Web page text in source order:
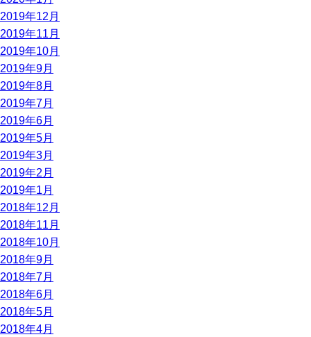
2019年12月
2019年11月
2019年10月
2019年9月
2019年8月
2019年7月
2019年6月
2019年5月
2019年3月
2019年2月
2019年1月
2018年12月
2018年11月
2018年10月
2018年9月
2018年7月
2018年6月
2018年5月
2018年4月